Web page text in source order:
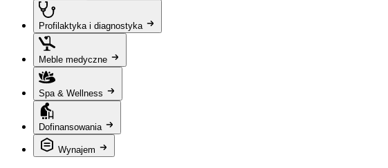
Profilaktyka i diagnostyka
Meble medyczne
Spa & Wellness
Dofinansowania
Wynajem